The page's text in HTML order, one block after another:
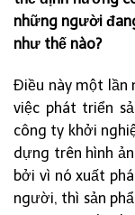
những người
như thế nào?
Điều này một lần
việc phát triển
công ty khởi
dựng trên hình
bởi vì nó xuất
người, thì sản